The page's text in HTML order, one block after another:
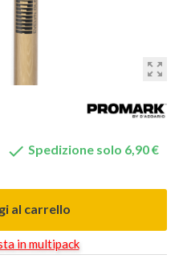
zoom_out_map
 Spedizione solo 6,90 €
al carrello
in multipack